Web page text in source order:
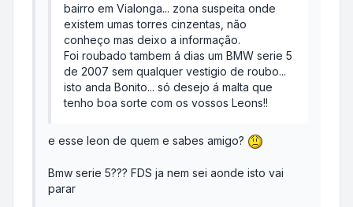
bairro em Vialonga... zona suspeita onde
existem umas torres cinzentas, não
conheço mas deixo a informação.
Foi roubado tambem á dias um BMW serie 5
de 2007 sem qualquer vestigio de roubo...
isto anda Bonito... só desejo á malta que
tenho boa sorte com os vossos Leons!!
e esse leon de quem e sabes amigo?
Bmw serie 5??? FDS ja nem sei aonde isto vai
parar